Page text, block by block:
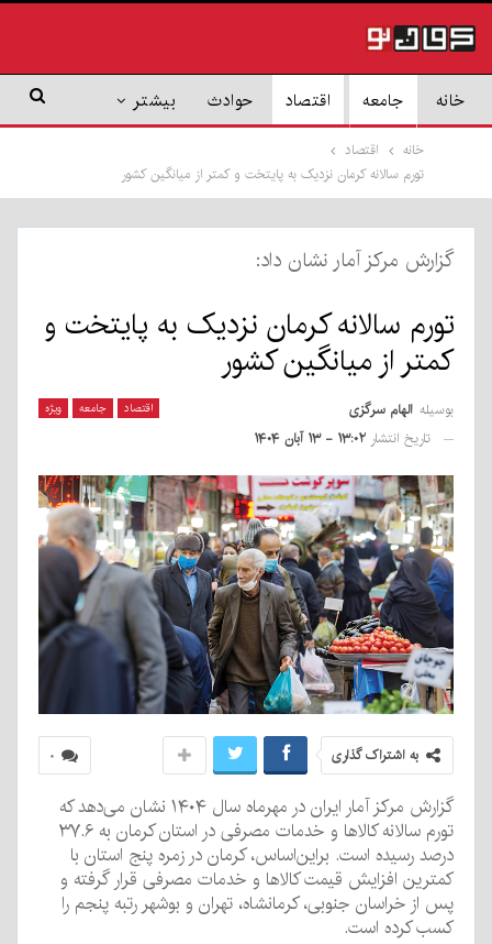
خانه جامعه اقتصاد حوادث بیشتر
خانه
اقتصاد
تورم سالانه کرمان نزدیک به پایتخت و کمتر از میانگین کشور
گزارش مرکز آمار نشان داد:
تورم سالانه کرمان نزدیک به پایتخت و
کمتر از میانگین کشور
اقتصاد جامعه ویژه بوسیله الهام سرگزی
تاریخ انتشار ۱۳:۰۲ - ۱۳ آبان ۱۴۰۴
۰ به اشتراک گذاری
گزارش مرکز آمار ایران در مهرماه سال ۱۴۰۴ نشان می‌دهد که
تورم سالانه کالاها و خدمات مصرفی در استان کرمان به ۳۷.۶
درصد رسیده است. براین‌اساس، کرمان در زمره پنج استان با
کمترین افزایش قیمت کالاها و خدمات مصرفی قرار گرفته و
پس از خراسان جنوبی، کرمانشاه، تهران و بوشهر رتبه پنجم را
کسب کرده است.